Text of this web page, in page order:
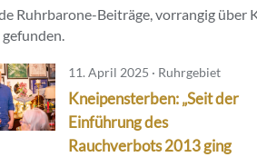
Ruhrbarone-Beiträge, vorrangig über
11. April 2025 · Ruhrgebiet
Kneipensterben: „Seit der
Einführung des
Rauchverbots 2013 ging